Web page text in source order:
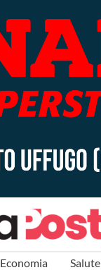
Economia Salute